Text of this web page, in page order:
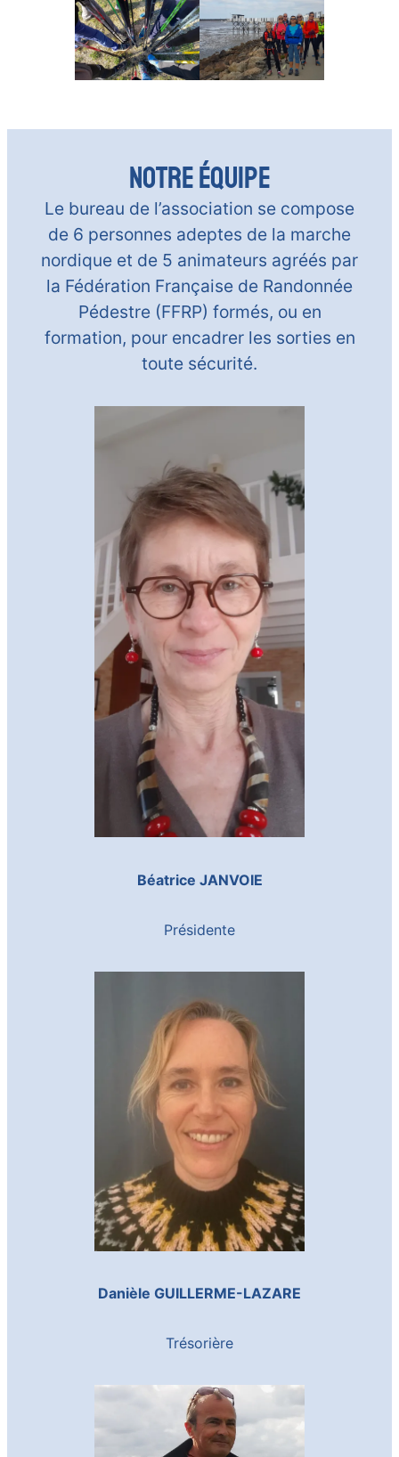
notre équipe
Le bureau de l’association se compose
de 6 personnes adeptes de la marche
nordique et de 5 animateurs agréés par
la Fédération Française de Randonnée
Pédestre (FFRP) formés, ou en
formation, pour encadrer les sorties en
toute sécurité.
Béatrice JANVOIE
Présidente
Danièle GUILLERME-LAZARE
Trésorière